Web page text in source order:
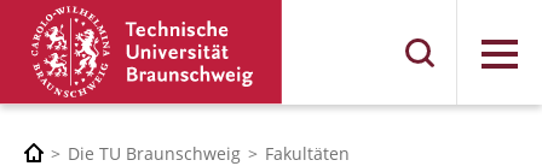
Menü
Die TU Braunschweig
Fakultäten